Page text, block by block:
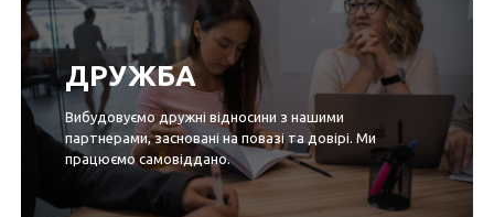
ДРУЖБА
Вибудовуємо дружні відносини з нашими
партнерами, засновані на повазі та довірі. Ми
працюємо самовіддано.